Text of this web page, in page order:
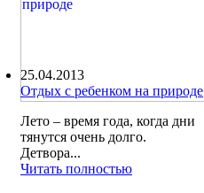
25.04.2013
Отдых с ребенком на природе
Лето – время года, когда дни
тянутся очень долго.
Детвора...
Читать полностью